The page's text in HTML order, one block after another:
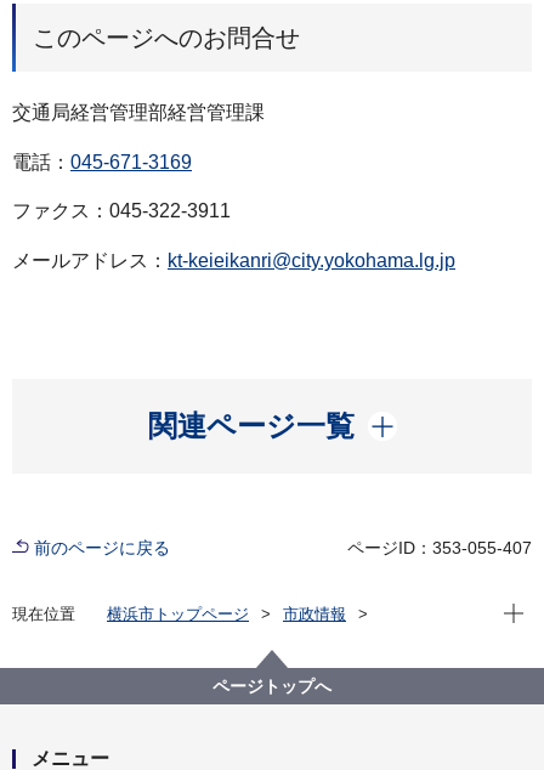
このページへのお問合せ
交通局経営管理部経営管理課
電話： 045-671-3169
ファクス：045-322-3911
メールアドレス： kt-keieikanri@city.yokohama.lg.jp
関連ページ一覧
開く
前のページに戻る ページID：353-055-407
現在位置 横浜市トップページ
市政情報
令和５年度 市営交通事業の決算（速報）について
現在
ページトップへ
メニュー